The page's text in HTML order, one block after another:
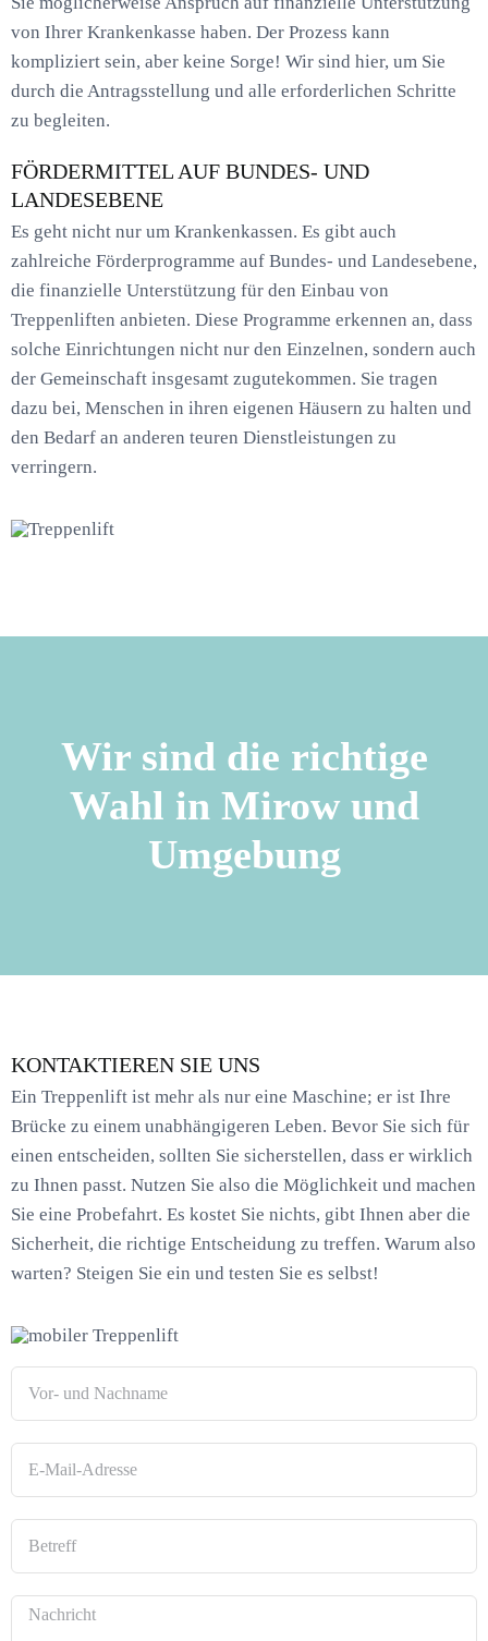
von Ihrer Krankenkasse haben. Der Prozess kann
kompliziert sein, aber keine Sorge! Wir sind hier, um Sie
durch die Antragsstellung und alle erforderlichen Schritte
zu begleiten.
FÖRDERMITTEL AUF BUNDES- UND
LANDESEBENE
Es geht nicht nur um Krankenkassen. Es gibt auch
zahlreiche Förderprogramme auf Bundes- und Landesebene,
die finanzielle Unterstützung für den Einbau von
Treppenliften anbieten. Diese Programme erkennen an, dass
solche Einrichtungen nicht nur den Einzelnen, sondern auch
der Gemeinschaft insgesamt zugutekommen. Sie tragen
dazu bei, Menschen in ihren eigenen Häusern zu halten und
den Bedarf an anderen teuren Dienstleistungen zu
verringern.
Wir sind die richtige
Wahl in Mirow und
Umgebung
KONTAKTIEREN SIE UNS
Ein Treppenlift ist mehr als nur eine Maschine; er ist Ihre
Brücke zu einem unabhängigeren Leben. Bevor Sie sich für
einen entscheiden, sollten Sie sicherstellen, dass er wirklich
zu Ihnen passt. Nutzen Sie also die Möglichkeit und machen
Sie eine Probefahrt. Es kostet Sie nichts, gibt Ihnen aber die
Sicherheit, die richtige Entscheidung zu treffen. Warum also
warten? Steigen Sie ein und testen Sie es selbst!